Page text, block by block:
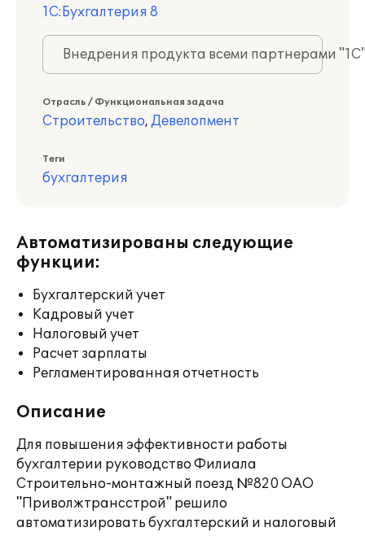
1С:Бухгалтерия 8
Внедрения продукта всеми партнерами
Отрасль / Функциональная задача
Строительство, Девелопмент
Теги
бухгалтерия
Автоматизированы следующие
функции:
Бухгалтерский учет
Кадровый учет
Налоговый учет
Расчет зарплаты
Регламентированная отчетность
Описание
Для повышения эффективности работы
бухгалтерии руководство Филиала
Строительно-монтажный поезд №820 ОАО
"Приволжтрансстрой" решило
автоматизировать бухгалтерский и налоговый